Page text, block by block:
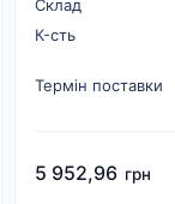
Склад
К-cть
Термін поставки
5 952,96 грн